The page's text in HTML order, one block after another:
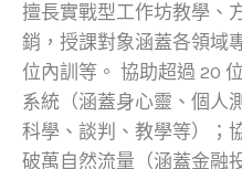
擅長實戰型工作坊教學、
銷，授課對象涵蓋各領域
位內訓等。 協助超過 20
系統（涵蓋身心靈、個人
科學、談判、教學等）；
破萬自然流量（涵蓋金融